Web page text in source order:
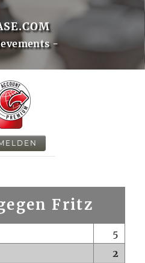
-
Fritz
5
2